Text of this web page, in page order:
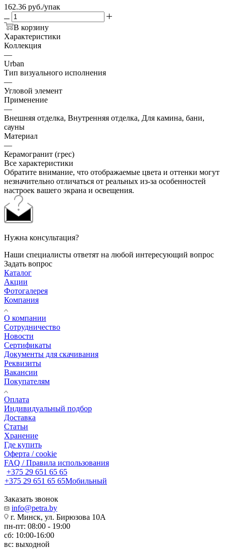
162.36 руб./упак
В корзину
Характеристики
Коллекция
—
Urban
Тип визуального исполнения
—
Угловой элемент
Применение
—
Внешняя отделка, Внутренняя отделка, Для камина, бани,
сауны
Материал
—
Керамогранит (грес)
Все характеристики
Обратите внимание, что отображаемые цвета и оттенки могут
незначительно отличаться от реальных из-за особенностей
настроек вашего экрана и освещения.
Нужна консультация?
Наши специалисты ответят на любой интересующий вопрос
Задать вопрос
Каталог
Акции
Фотогалерея
Компания
О компании
Сотрудничество
Новости
Сертификаты
Документы для скачивания
Реквизиты
Вакансии
Покупателям
Оплата
Индивидуальный подбор
Доставка
Статьи
Хранение
Где купить
Оферта / cookie
FAQ / Правила использования
+375 29 651 65 65
+375 29 651 65 65Мобильный
Заказать звонок
info@petra.by
г. Минск, ул. Бирюзова 10А
пн-пт: 08:00 - 19:00
сб: 10:00-16:00
вс: выходной